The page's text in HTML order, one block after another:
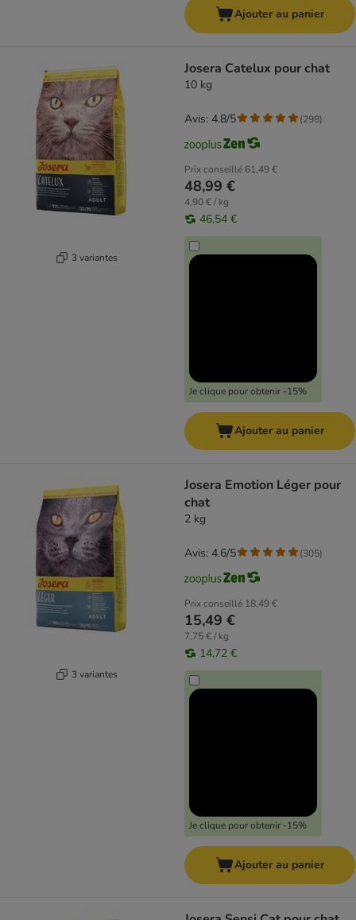
Ajouter au panier
3 variantes
Josera Catelux pour chat
10 kg
Prix conseillé 61,49 €
48,99 €
4,90 € / kg
46,54 €
Je clique pour obtenir -15%
Avis: 4.8/5 (298)
Ajouter au panier
3 variantes
Josera Emotion Léger pour
chat
2 kg
Prix conseillé 18,49 €
15,49 €
7,75 € / kg
14,72 €
Je clique pour obtenir -15%
Avis: 4.6/5 (305)
Ajouter au panier